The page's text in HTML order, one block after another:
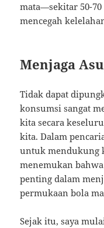
mata—sekitar 50-
mencegah
Menjaga
Tidak dapat
konsumsi sangat
kita secara
kita. Dalam
untuk mendukung
menemukan
penting dalam
permukaan bola
Sejak itu, saya